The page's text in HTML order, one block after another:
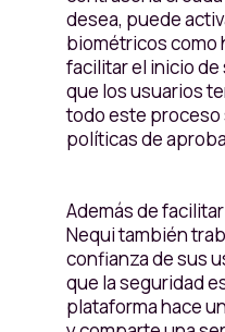
desea, puede
biométricos como
facilitar el inicio
que los usuarios
todo este proceso
políticas de
Además de
Nequi también
confianza de sus
que la seguridad
plataforma hace